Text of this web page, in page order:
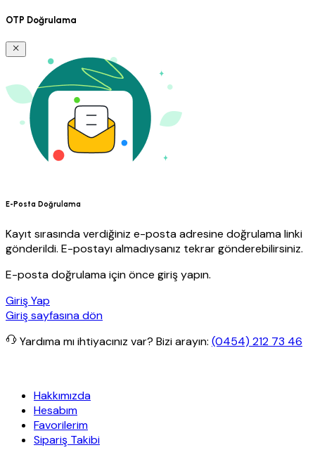
OTP Doğrulama
E-Posta Doğrulama
Kayıt sırasında verdiğiniz e-posta adresine doğrulama linki
gönderildi. E-postayı almadıysanız tekrar gönderebilirsiniz.
E-posta doğrulama için önce giriş yapın.
Giriş Yap
Giriş sayfasına dön
Yardıma mı ihtiyacınız var? Bizi arayın: (0454) 212 73 46
Hakkımızda
Hesabım
Favorilerim
Sipariş Takibi